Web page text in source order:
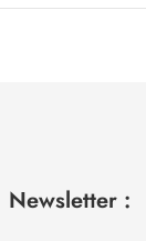
Newsletter :